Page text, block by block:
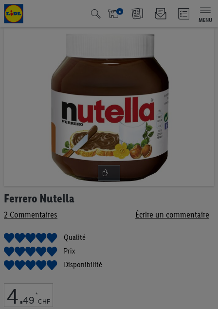
x
MENU
Ferrero Nutella
2 Commentaires Écrire un commentaire
Qualité
Prix
Disponibilité
4.49 *
CHF
Passer
au
début
la
Galerie
d’images